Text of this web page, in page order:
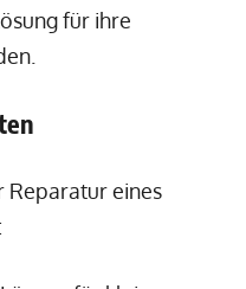
für ihre
Reparatur eines